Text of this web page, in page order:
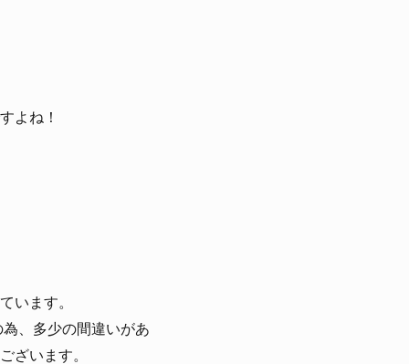
よね！
います。
、多少の間違いがあ
ざいます。